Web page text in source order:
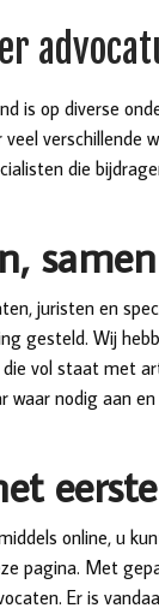
is op diverse
die
juristen en
gesteld. Wij
vol staat met
waar nodig aan
online, u
pagina. Met
Er is